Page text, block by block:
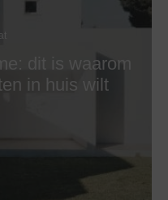
dit is waarom
in huis wilt